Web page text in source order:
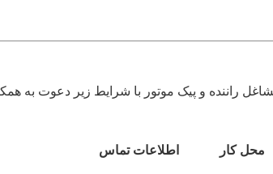
راننده و پیک موتور با شرایط زیر دعوت به
محل کار اطلاعات تماس